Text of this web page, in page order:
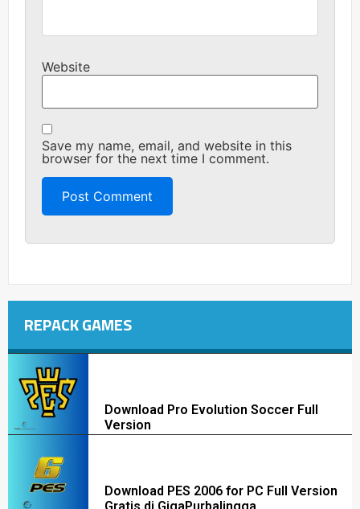
Website
Save my name, email, and website in this
browser for the next time I comment.
REPACK GAMES
Download Pro Evolution Soccer Full
Version
Download PES 2006 for PC Full Version